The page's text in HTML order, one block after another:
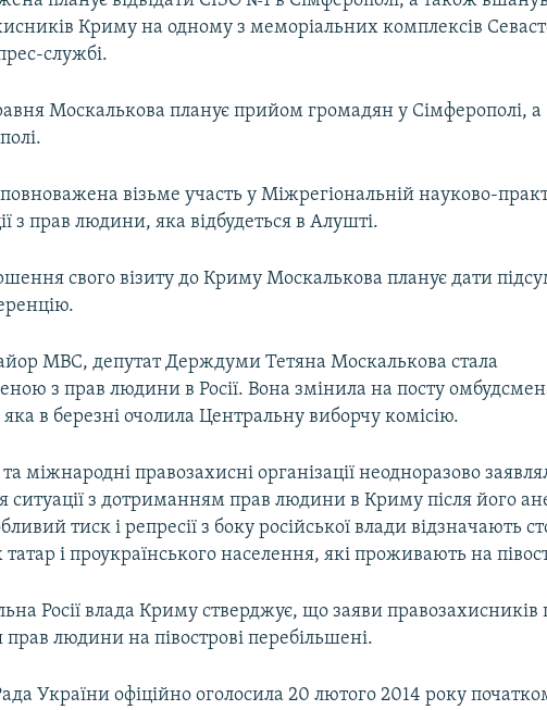
Криму на одному з меморіальних комплексів
службі.
Москалькова планує прийом громадян у Сімферополі, а
візьме участь у Міжрегіональній науково-
з прав людини, яка відбудеться в Алушті.
свого візиту до Криму Москалькова планує дати
МВС, депутат Держдуми Тетяна Москалькова стала
з прав людини в Росії. Вона змінила на посту
в березні очолила Центральну виборчу комісію.
та міжнародні правозахисні організації неодноразово
ситуації з дотриманням прав людини в Криму після його
тиск і репресії з боку російської влади відзначають
і проукраїнського населення, які проживають на
Росії влада Криму стверджує, що заяви правозахисників
людини на півострові перебільшені.
України офіційно оголосила 20 лютого 2014 року